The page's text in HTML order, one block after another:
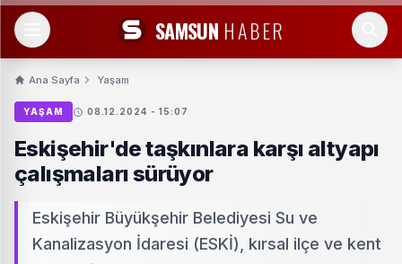
SAMSUN HABER
Ana Sayfa Yaşam
YAŞAM 08.12.2024 - 15:07
Eskişehir'de taşkınlara karşı altyapı
çalışmaları sürüyor
Eskişehir Büyükşehir Belediyesi Su ve
Kanalizasyon İdaresi (ESKİ), kırsal ilçe ve kent